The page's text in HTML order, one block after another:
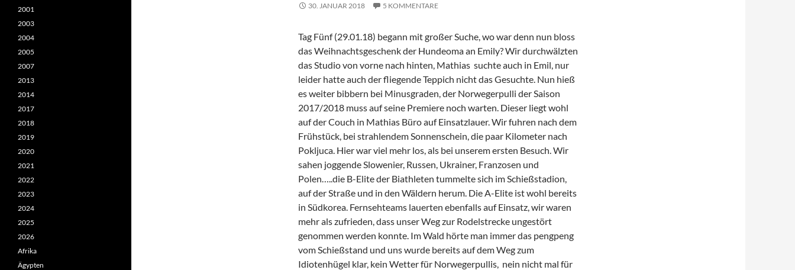
30. JANUAR 2018 5 KOMMENTARE
Tag Fünf (29.01.18) begann mit großer Suche, wo war denn nun bloss
das Weihnachtsgeschenk der Hundeoma an Emily? Wir durchwälzten
das Studio von vorne nach hinten, Mathias suchte auch in Emil, nur
leider hatte auch der fliegende Teppich nicht das Gesuchte. Nun hieß
es weiter bibbern bei Minusgraden, der Norwegerpulli der Saison
2017/2018 muss auf seine Premiere noch warten. Dieser liegt wohl
auf der Couch in Mathias Büro auf Einsatzlauer. Wir fuhren nach dem
Frühstück, bei strahlendem Sonnenschein, die paar Kilometer nach
Pokljuca. Hier war viel mehr los, als bei unserem ersten Besuch. Wir
sahen joggende Slowenier, Russen, Ukrainer, Franzosen und
Polen…..die B-Elite der Biathleten tummelte sich im Schießstadion,
auf der Straße und in den Wäldern herum. Die A-Elite ist wohl bereits
in Südkorea. Fernsehteams lauerten ebenfalls auf Einsatz, wir waren
mehr als zufrieden, dass unser Weg zur Rodelstrecke ungestört
genommen werden konnte. Im Wald hörte man immer das pengpeng
vom Schießstand und uns wurde bereits auf dem Weg zum
Idiotenhügel klar, kein Wetter für Norwegerpullis, nein nicht mal für
2001
2003
2004
2005
2007
2013
2014
2017
2018
2019
2020
2021
2022
2023
2024
2025
2026
Afrika
Ägypten